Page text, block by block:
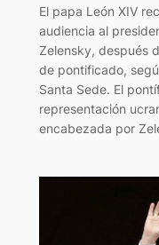
El papa León XIV
audiencia al
Zelensky, después
de pontificado,
Santa Sede. El
representación
encabezada por